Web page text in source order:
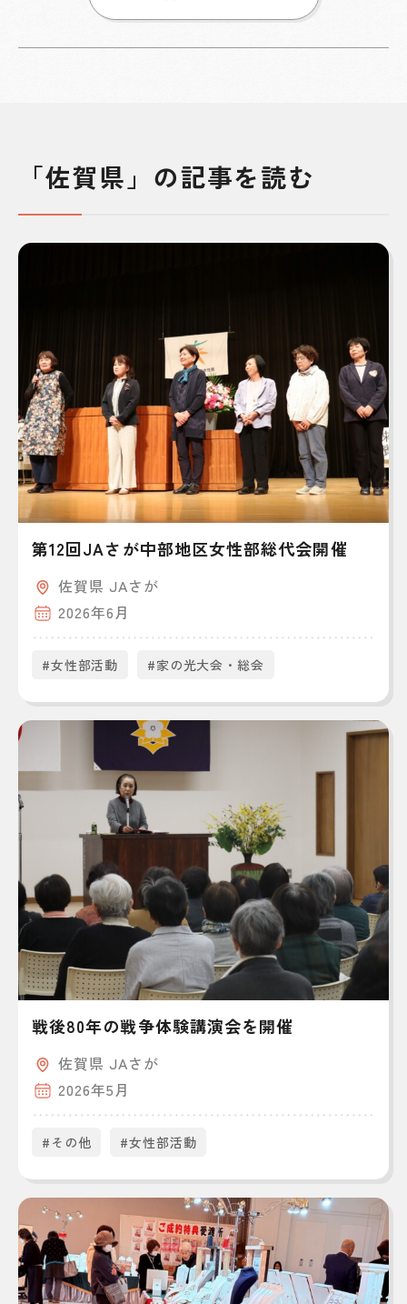
「佐賀県」の記事を読む
第12回JAさが中部地区女性部総代会開催
佐賀県 JAさが
2026年6月
#女性部活動 #家の光大会・総会
戦後80年の戦争体験講演会を開催
佐賀県 JAさが
2026年5月
#その他 #女性部活動